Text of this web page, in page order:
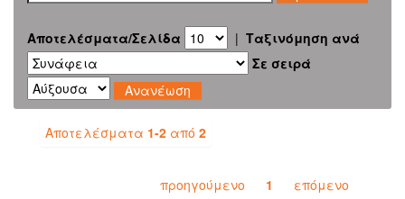
Αποτελέσματα/Σελίδα | Ταξινόμηση ανά
Σε σειρά
Αποτελέσματα 1-2 από 2
προηγούμενο 1 επόμενο